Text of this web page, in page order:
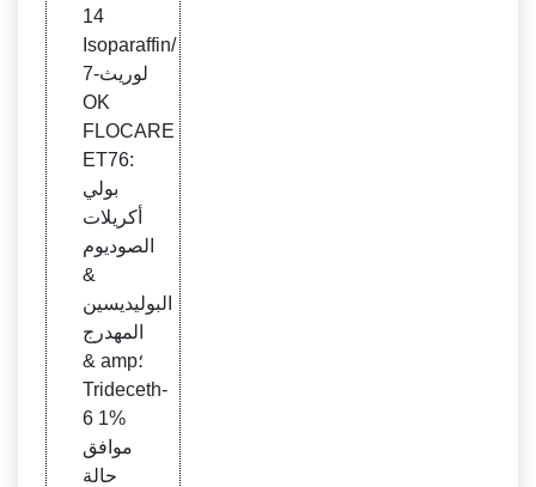
14
Isoparaffin/
لوريث-7
OK
FLOCARE
ET76:
بولي
أكريلات
الصوديوم
&
البوليديسين
المهدرج
& amp؛
Trideceth-
6 1%
موافق
حالة